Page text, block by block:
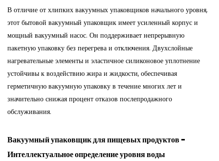
В отличие от хлипких вакуумных упаковщиков начального уровня,
этот бытовой вакуумный упаковщик имеет усиленный корпус и
мощный вакуумный насос. Он поддерживает непрерывную
пакетную упаковку без перегрева и отключения. Двухслойные
нагревательные элементы и эластичное силиконовое уплотнение
устойчивы к воздействию жира и жидкости, обеспечивая
герметичную вакуумную упаковку в течение многих лет и
значительно снижая процент отказов послепродажного
обслуживания.
Вакуумный упаковщик для пищевых продуктов-
Интеллектуальное определение уровня воды